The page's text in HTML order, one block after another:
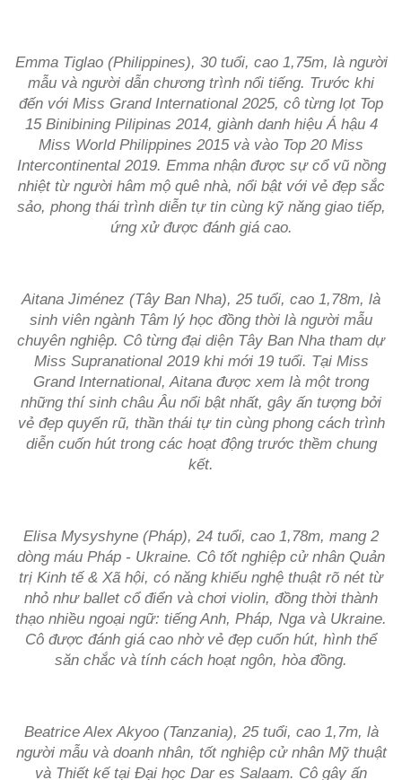
Emma Tiglao (Philippines), 30 tuổi, cao 1,75m, là người
mẫu và người dẫn chương trình nổi tiếng. Trước khi
đến với Miss Grand International 2025, cô từng lọt Top
15 Binibining Pilipinas 2014, giành danh hiệu Á hậu 4
Miss World Philippines 2015 và vào Top 20 Miss
Intercontinental 2019. Emma nhận được sự cổ vũ nồng
nhiệt từ người hâm mộ quê nhà, nổi bật với vẻ đẹp sắc
sảo, phong thái trình diễn tự tin cùng kỹ năng giao tiếp,
ứng xử được đánh giá cao.
Aitana Jiménez (Tây Ban Nha), 25 tuổi, cao 1,78m, là
sinh viên ngành Tâm lý học đồng thời là người mẫu
chuyên nghiệp. Cô từng đại diện Tây Ban Nha tham dự
Miss Supranational 2019 khi mới 19 tuổi. Tại Miss
Grand International, Aitana được xem là một trong
những thí sinh châu Âu nổi bật nhất, gây ấn tượng bởi
vẻ đẹp quyến rũ, thần thái tự tin cùng phong cách trình
diễn cuốn hút trong các hoạt động trước thềm chung
kết.
Elisa Mysyshyne (Pháp), 24 tuổi, cao 1,78m, mang 2
dòng máu Pháp - Ukraine. Cô tốt nghiệp cử nhân Quản
trị Kinh tế & Xã hội, có năng khiếu nghệ thuật rõ nét từ
nhỏ như ballet cổ điển và chơi violin, đồng thời thành
thạo nhiều ngoại ngữ: tiếng Anh, Pháp, Nga và Ukraine.
Cô được đánh giá cao nhờ vẻ đẹp cuốn hút, hình thể
săn chắc và tính cách hoạt ngôn, hòa đồng.
Beatrice Alex Akyoo (Tanzania), 25 tuổi, cao 1,7m, là
người mẫu và doanh nhân, tốt nghiệp cử nhân Mỹ thuật
và Thiết kế tại Đại học Dar es Salaam. Cô gây ấn